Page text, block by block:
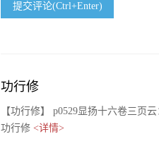
提交评论(Ctrl+Enter)
功行修
【功行修】 p0529显扬十六卷三页
功行修 <详情>